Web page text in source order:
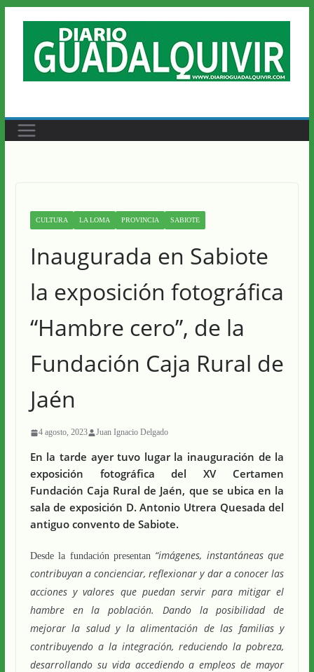
contenido
CULTURA LA LOMA PROVINCIA SABIOTE
Inaugurada en Sabiote
la exposición fotográfica
“Hambre cero”, de la
Fundación Caja Rural de
Jaén
4 agosto, 2023 Juan Ignacio Delgado
En la tarde ayer tuvo lugar la inauguración de la
exposición fotográfica del XV Certamen
Fundación Caja Rural de Jaén, que se ubica en la
sala de exposición D. Antonio Utrera Quesada del
antiguo convento de Sabiote.
Desde la fundación presentan “imágenes, instantáneas que
contribuyan a concienciar, reflexionar y dar a conocer las
acciones y valores que puedan servir para mitigar el
hambre en la población. Dando la posibilidad de
mejorar la salud y la alimentación de las familias y
contribuyendo a la integración, reduciendo la pobreza,
desarrollando su vida accediendo a empleos de mayor